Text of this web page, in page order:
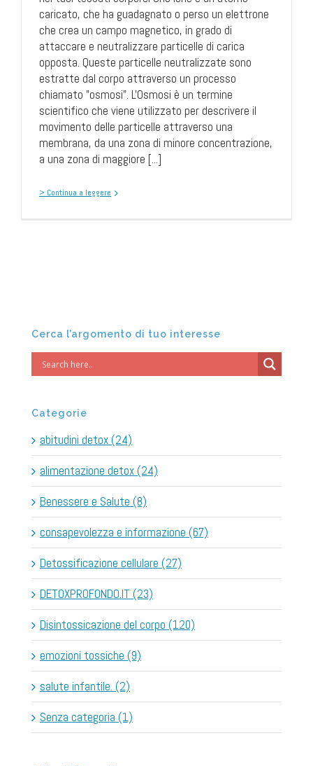
caricato, che ha guadagnato o perso un elettrone
che crea un campo magnetico, in grado di
attaccare e neutralizzare particelle di carica
opposta. Queste particelle neutralizzate sono
estratte dal corpo attraverso un processo
chiamato "osmosi". L'Osmosi è un termine
scientifico che viene utilizzato per descrivere il
movimento delle particelle attraverso una
membrana, da una zona di minore concentrazione,
a una zona di maggiore [...]
> Continua a leggere
Cerca l’argomento di tuo interesse
Categorie
abitudini detox (24)
alimentazione detox (24)
Benessere e Salute (8)
consapevolezza e informazione (67)
Detossificazione cellulare (27)
DETOXPROFONDO.IT (23)
Disintossicazione del corpo (120)
emozioni tossiche (9)
salute infantile. (2)
Senza categoria (1)